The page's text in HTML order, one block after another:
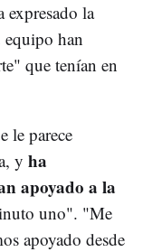
expresado la
equipo han
que tenían en
le parece
y ha
apoyado a la
uno". "Me
apoyado desde